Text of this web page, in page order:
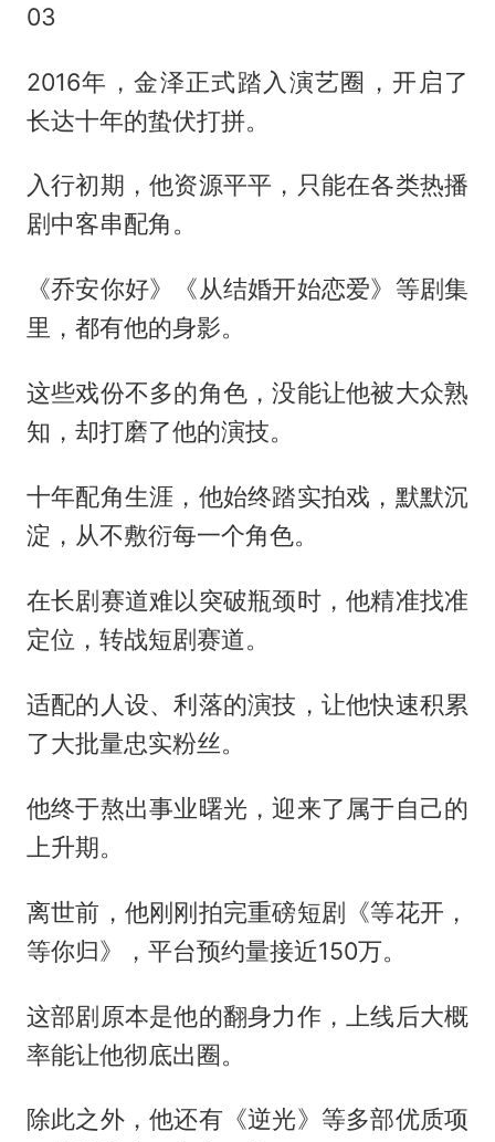
03
2016年，金泽正式踏入演艺圈，开启了
长达十年的蛰伏打拼。
入行初期，他资源平平，只能在各类热播
剧中客串配角。
《乔安你好》《从结婚开始恋爱》等剧集
里，都有他的身影。
这些戏份不多的角色，没能让他被大众熟
知，却打磨了他的演技。
十年配角生涯，他始终踏实拍戏，默默沉
淀，从不敷衍每一个角色。
在长剧赛道难以突破瓶颈时，他精准找准
定位，转战短剧赛道。
适配的人设、利落的演技，让他快速积累
了大批量忠实粉丝。
他终于熬出事业曙光，迎来了属于自己的
上升期。
离世前，他刚刚拍完重磅短剧《等花开，
等你归》，平台预约量接近150万。
这部剧原本是他的翻身力作，上线后大概
率能让他彻底出圈。
除此之外，他还有《逆光》等多部优质项